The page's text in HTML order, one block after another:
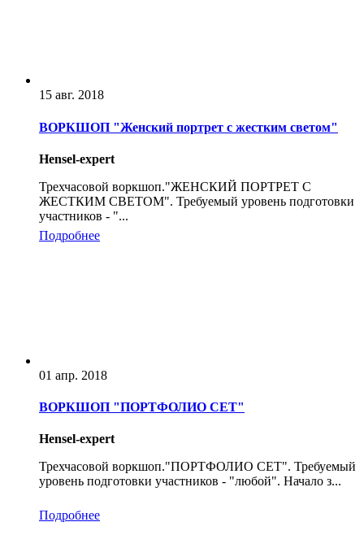
15 авг. 2018
ВОРКШОП "Женский портрет с жестким светом"
Hensel-expert
Трехчасовой воркшоп."ЖЕНСКИЙ ПОРТРЕТ С
ЖЕCTКИМ СВЕТОМ". Требуемый уровень подготовки
участников - "...
Подробнее
01 апр. 2018
ВОРКШОП "ПОРТФОЛИО СЕТ"
Hensel-expert
Трехчасовой воркшоп."ПОРТФОЛИО СЕТ". Требуемый
уровень подготовки участников - "любой". Начало з...
Подробнее